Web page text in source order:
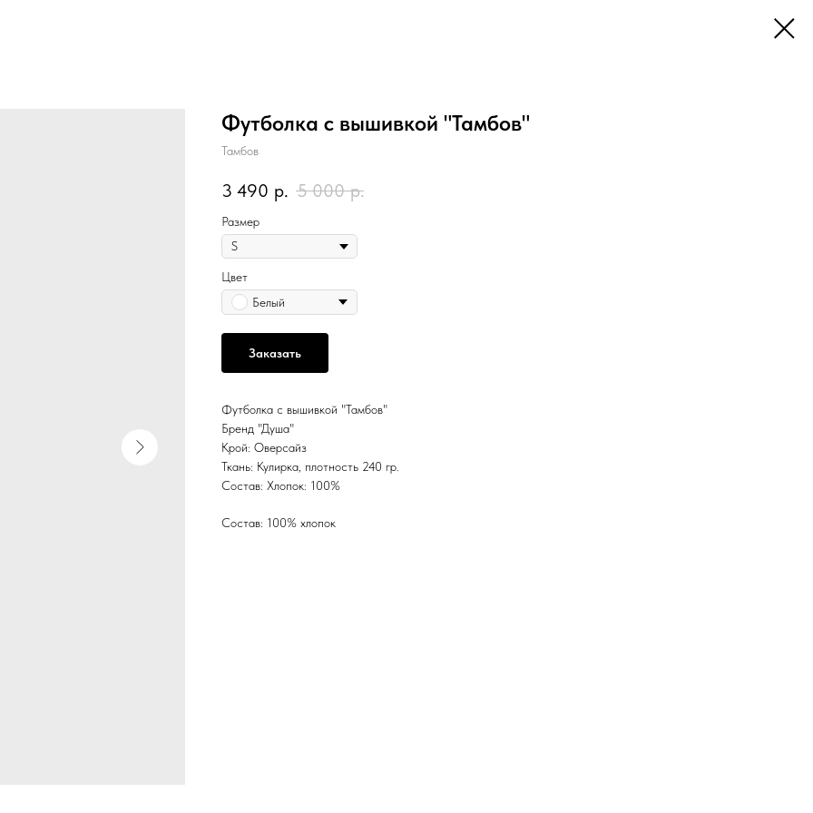
Футболка с вышивкой "Тамбов"
Тамбов
3 490 р. 5 000 р.
Размер
Цвет
Белый
Заказать
Футболка с вышивкой "Тамбов"
Бренд "Душа"
Крой: Оверсайз
Ткань: Кулирка, плотность 240 гр.
Состав: Хлопок: 100%
Состав: 100% хлопок